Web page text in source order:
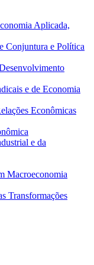
Aplicada,
Conjuntura e Política
e de Economia
Econômicas
e da
Macroeconomia
Transformações